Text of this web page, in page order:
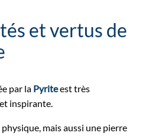
et vertus de
par la Pyriteest très
inspirante.
physique, mais aussi une pierre